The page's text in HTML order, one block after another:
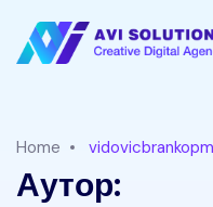
Home
Аутор: